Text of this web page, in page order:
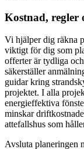
Kostnad, regler
Vi hjälper dig räkna
viktigt för dig som
offerter är tydliga
säkerställer
guidar kring
projektet. I alla
energieffektiva
minskar
attefallshus som
Avsluta planeringen